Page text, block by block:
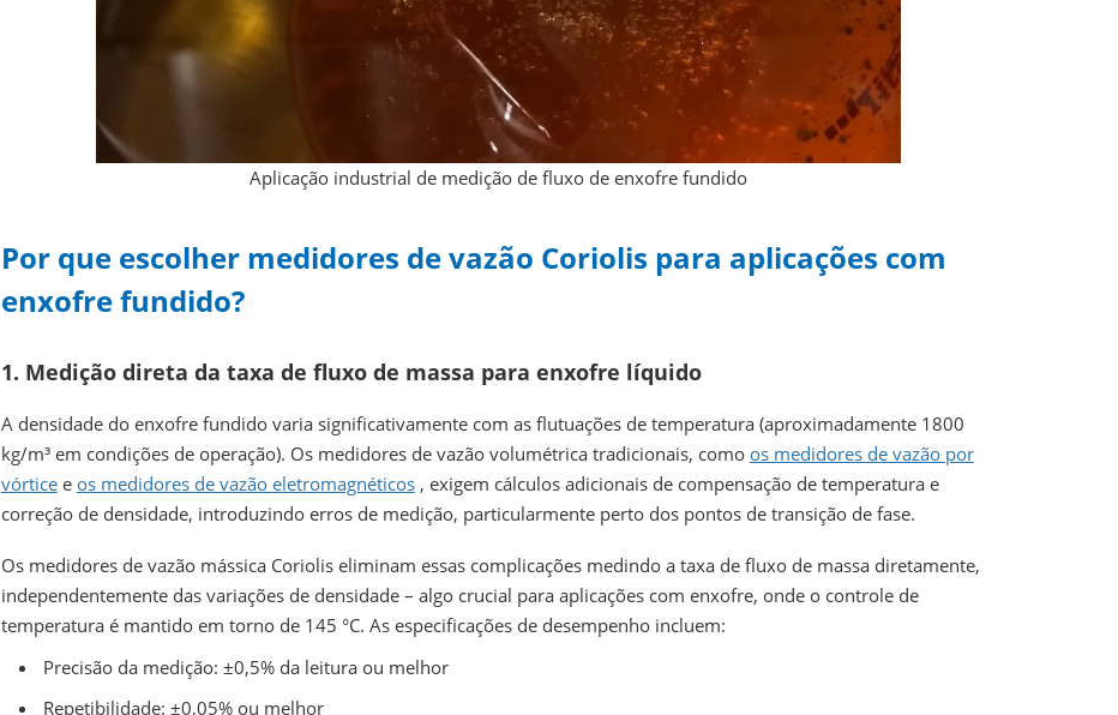
Aplicação industrial de medição de fluxo de enxofre fundido
Por que escolher medidores de vazão Coriolis para aplicações com
enxofre fundido?
1. Medição direta da taxa de fluxo de massa para enxofre líquido
A densidade do enxofre fundido varia significativamente com as flutuações de temperatura (aproximadamente 1800
kg/m³ em condições de operação). Os medidores de vazão volumétrica tradicionais, como os medidores de vazão por
vórticee os medidores de vazão eletromagnéticos, exigem cálculos adicionais de compensação de temperatura e
correção de densidade, introduzindo erros de medição, particularmente perto dos pontos de transição de fase.
Os medidores de vazão mássica Coriolis eliminam essas complicações medindo a taxa de fluxo de massa diretamente,
independentemente das variações de densidade – algo crucial para aplicações com enxofre, onde o controle de
temperatura é mantido em torno de 145 °C. As especificações de desempenho incluem:
Precisão da medição: ±0,5% da leitura ou melhor
Repetibilidade: ±0,05% ou melhor